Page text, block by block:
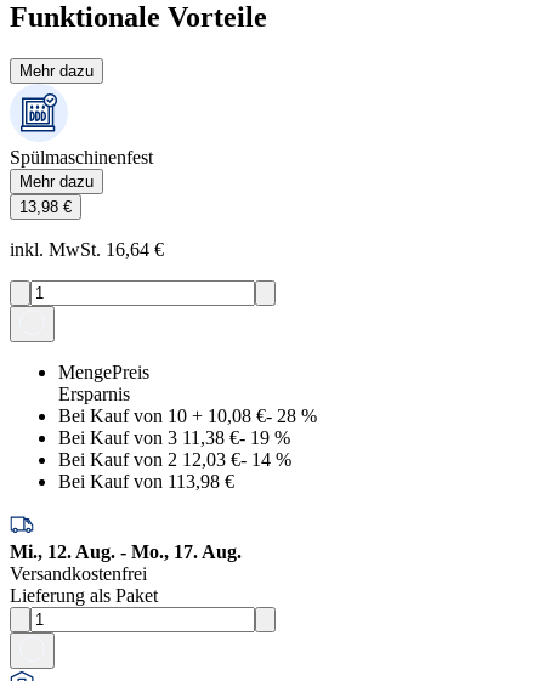
Funktionale Vorteile
Mehr dazu
Spülmaschinenfest
Mehr dazu
13,98 €
inkl. MwSt. 16,64 €
MengePreis
Ersparnis
Bei Kauf von 10 + 10,08 €- 28 %
Bei Kauf von 3 11,38 €- 19 %
Bei Kauf von 2 12,03 €- 14 %
Bei Kauf von 113,98 €
Mi., 12. Aug. - Mo., 17. Aug.
Versandkostenfrei
Lieferung als Paket